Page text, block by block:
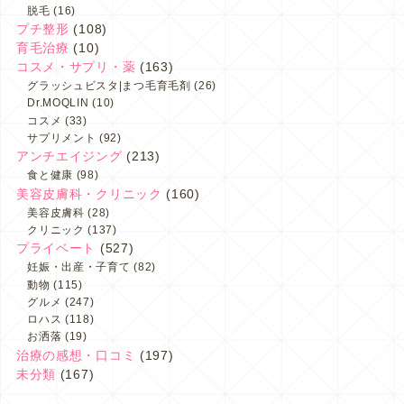
脱毛 (16)
プチ整形 (108)
育毛治療 (10)
コスメ・サプリ・薬 (163)
グラッシュビスタ|まつ毛育毛剤 (26)
Dr.MOQLIN (10)
コスメ (33)
サプリメント (92)
アンチエイジング (213)
食と健康 (98)
美容皮膚科・クリニック (160)
美容皮膚科 (28)
クリニック (137)
プライベート (527)
妊娠・出産・子育て (82)
動物 (115)
グルメ (247)
ロハス (118)
お洒落 (19)
治療の感想・口コミ
(197)
未分類 (167)